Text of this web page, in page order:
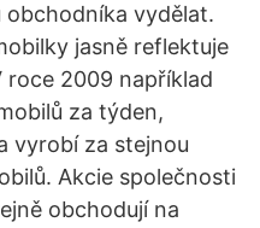
obchodníka vydělat.
jasně reflektuje
2009 například
za týden,
vyrobí za stejnou
Akcie společnosti
obchodují na